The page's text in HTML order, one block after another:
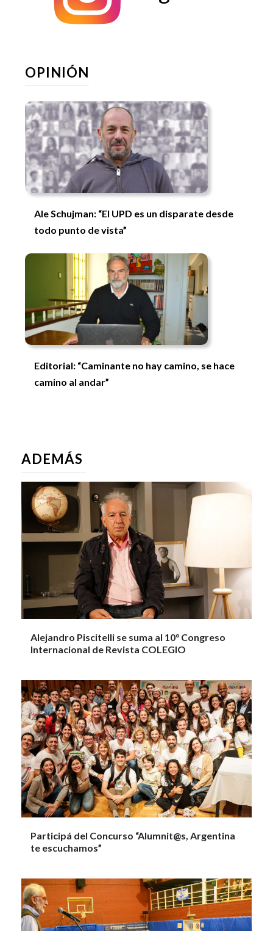
OPINIÓN
Ale Schujman: “El UPD es un disparate desde
todo punto de vista”
Editorial: “Caminante no hay camino, se hace
camino al andar”
ADEMÁS
Alejandro Piscitelli se suma al 10° Congreso
Internacional de Revista COLEGIO
Participá del Concurso “Alumnit@s, Argentina
te escuchamos”